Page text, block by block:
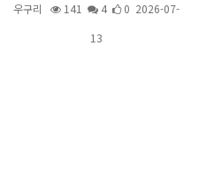
우구리 141 4
0 2026-07-
13